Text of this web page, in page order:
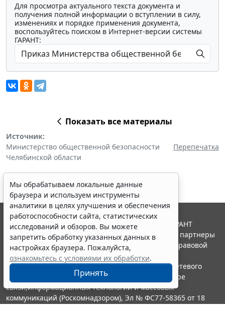
Для просмотра актуального текста документа и
получения полной информации о вступлении в силу,
изменениях и порядке применения документа,
воспользуйтесь поиском в Интернет-версии системы
ГАРАНТ:
Показать все материалы
Источник:
Министерство общественной безопасности
Челябинской области
Перепечатка
Мы обрабатываем локальные данные
браузера и используем инструменты
аналитики в целях улучшения и обеспечения
работоспособности сайта, статистических
исследований и обзоров. Вы можете
запретить обработку указанных данных в
настройках браузера. Пожалуйста,
ознакомьтесь с условиями их обработки.
Принять
© ООО "НПП "ГАРАНТ-СЕРВИС", 2026. Система ГАРАНТ
выпускается с 1990 года. Компания "Гарант" и ее партнеры
являются участниками Российской ассоциации правовой
информации ГАРАНТ.
Портал ГАРАНТ.РУ зарегистрирован в качестве сетевого
издания Федеральной службой по надзору в сфере
связи,информационных технологий и массовых
коммуникаций (Роскомнадзором), Эл № ФС77-58365 от 18